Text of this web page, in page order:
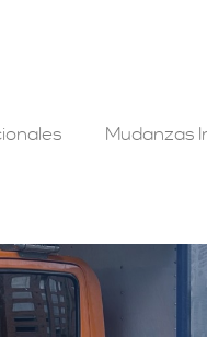
Mudanzas